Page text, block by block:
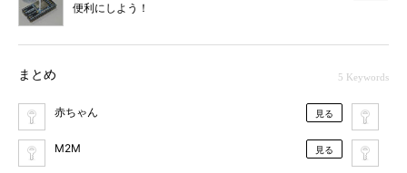
便利にしよう！
まとめ 5 Keywords
赤ちゃん 見る
M2M 見る